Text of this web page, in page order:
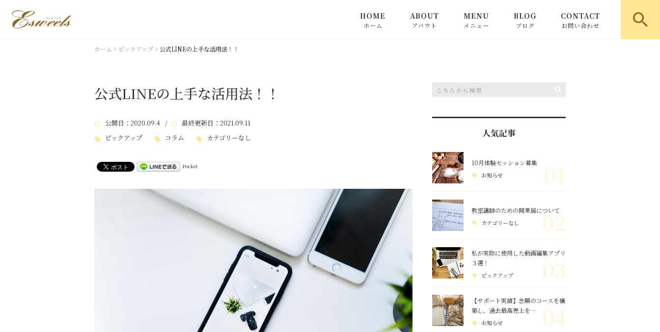
HOME
ホーム
ABOUT
アバウト
MENU
メニュー
レッスンメニュー（上級）
BLOG
ブログ
CONTACT
お問い合わせ
ホーム > ピックアップ > 公式LINEの上手な活用法！！
公式LINEの上手な活用法！！
公開日 ：2020.09.4 / 最終更新日 ：2021.09.11
ピックアップ
コラム カテゴリーなし
Pocket
人気記事
10月体験セッション募集
お知らせ 01
教室講師のための開業届について
カテゴリーなし 02
私が実際に使用した動画編集アプリ
３選！
ピックアップ 03
【サポート実績】念願のコースを構
築し、過去最高売上を…
お知らせ 04